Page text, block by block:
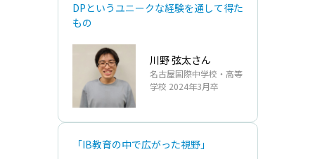
DPというユニークな経験を通して得た
もの
川野 弦太さん
名古屋国際中学校・高等
学校 2024年3月卒
「IB教育の中で広がった視野」